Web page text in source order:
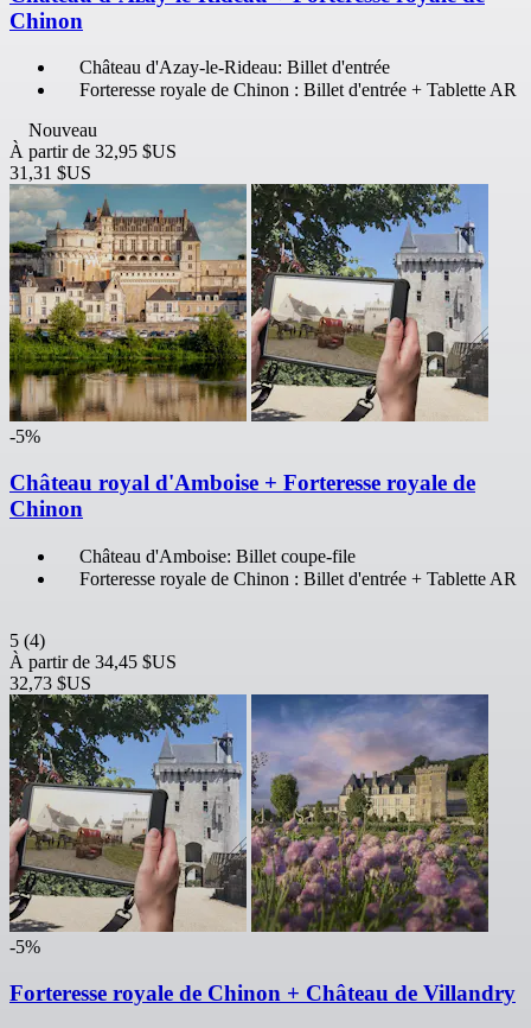
Chinon
Château d'Azay-le-Rideau: Billet d'entrée
Forteresse royale de Chinon : Billet d'entrée + Tablette AR
Nouveau
À partir de 32,95 $US
31,31 $US
-5%
Château royal d'Amboise + Forteresse royale de
Chinon
Château d'Amboise: Billet coupe-file
Forteresse royale de Chinon : Billet d'entrée + Tablette AR
5 (4)
À partir de 34,45 $US
32,73 $US
-5%
Forteresse royale de Chinon + Château de Villandry